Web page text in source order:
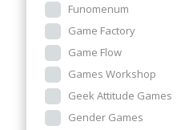
Funomenum
Game Factory
Game Flow
Games Workshop
Geek Attitude Games
Gender Games